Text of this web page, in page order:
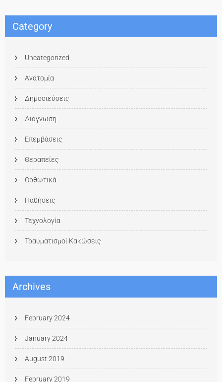
Category
Uncategorized
Ανατομία
Δημοσιεύσεις
Διάγνωση
Επεμβάσεις
Θεραπείες
Ορθωτικά
Παθήσεις
Τεχνολογία
Τραυματισμοί Κακώσεις
Archives
February 2024
January 2024
August 2019
February 2019